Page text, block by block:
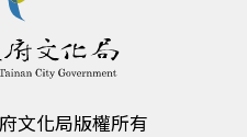
文化局版權所有